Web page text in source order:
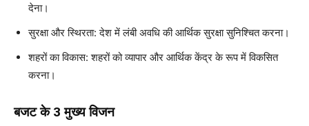
देना।
सुरक्षा और स्थिरता: देश में लंबी अवधि की आर्थिक सुरक्षा सुनिश्चित करना।
शहरों का विकास: शहरों को व्यापार और आर्थिक केंद्र के रूप में विकसित
करना।
बजट के 3 मुख्य विजन